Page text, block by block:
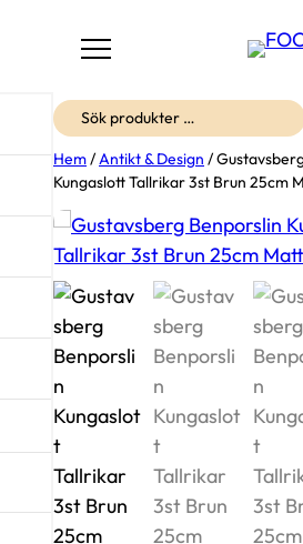
Sök
Hem / Antikt & Design /
Kungaslott Tallrikar 3st Brun 25cm